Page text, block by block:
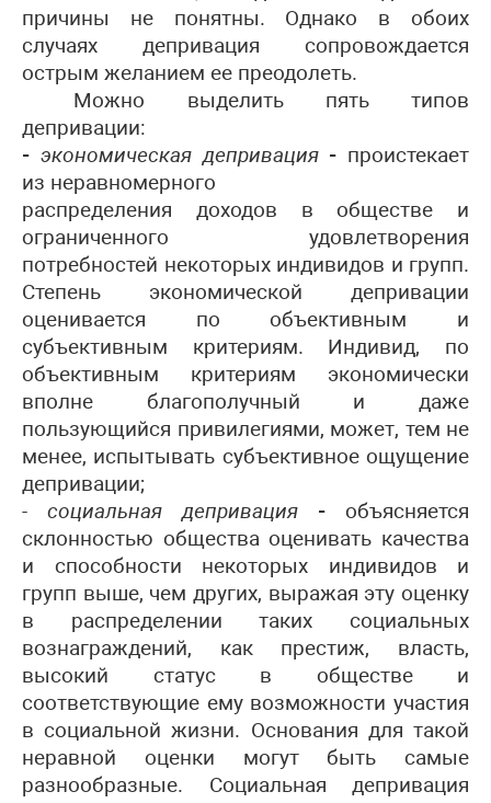
причины не понятны. Однако в обоих
случаях депривация сопровождается
острым желанием ее преодолеть.
Можно выделить пять типов
депривации:
- экономическая депривация- проистекает
из неравномерного
распределения доходов в обществе и
ограниченного удовлетворения
потребностей некоторых индивидов и групп.
Степень экономической депривации
оценивается по объективным и
субъективным критериям. Индивид, по
объективным критериям экономически
вполне благополучный и даже
пользующийся привилегиями, может, тем не
менее, испытывать субъективное ощущение
депривации;
- социальная депривация -
объясняется
склонностью общества оценивать качества
и способности некоторых индивидов и
групп выше, чем других, выражая эту оценку
в распределении таких социальных
вознаграждений, как престиж, власть,
высокий статус в обществе и
соответствующие ему возможности участия
в социальной жизни. Основания для такой
неравной оценки могут быть самые
разнообразные. Социальная депривация